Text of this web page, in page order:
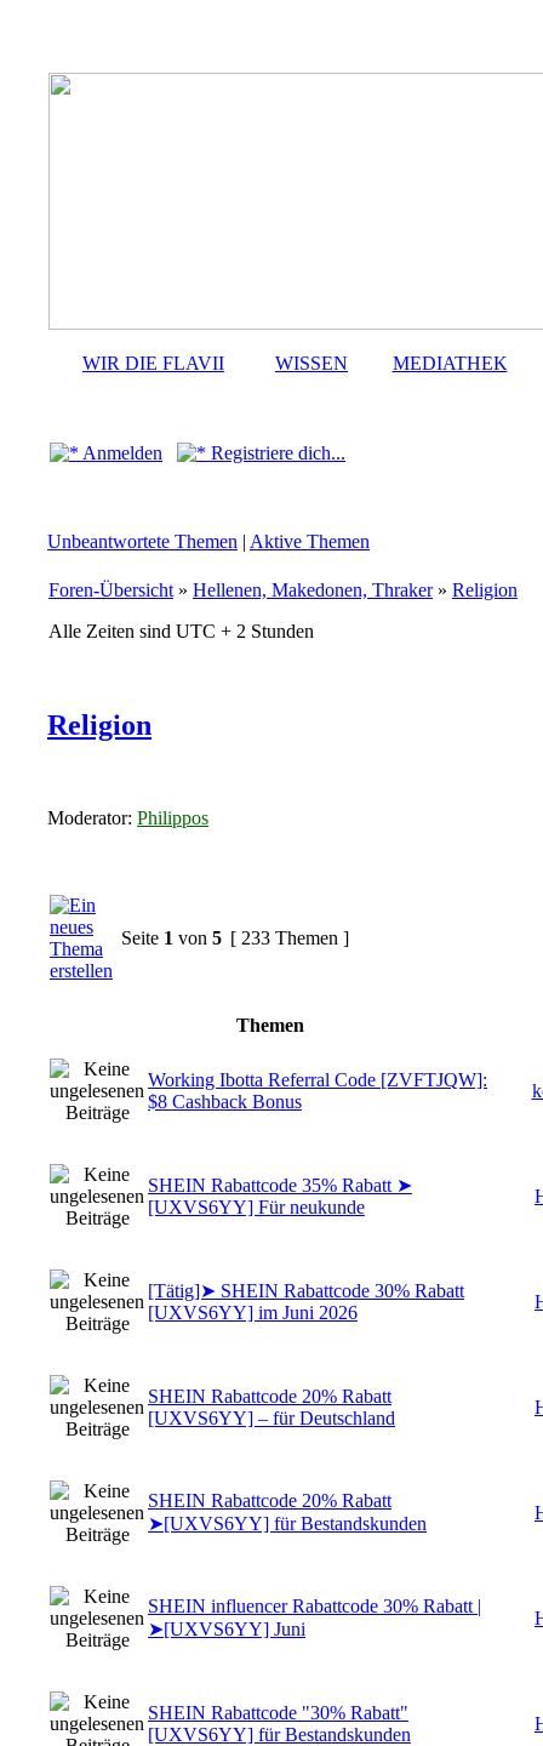
WIR DIE FLAVII WISSEN MEDIATHEK
Anmelden Registriere dich...
Unbeantwortete Themen | Aktive Themen
Foren-Übersicht » Hellenen, Makedonen, Thraker» Religion
Alle Zeiten sind UTC + 2 Stunden
Religion
Moderator: Philippos
Seite 1 von 5 [ 233 Themen ]
Themen
Working Ibotta Referral Code [ZVFTJQW]:
$8 Cashback Bonus
SHEIN Rabattcode 35% Rabatt ➤
[UXVS6YY] Für neukunde
[Tätig]➤ SHEIN Rabattcode 30% Rabatt
[UXVS6YY] im Juni 2026
SHEIN Rabattcode 20% Rabatt
[UXVS6YY] – für Deutschland
SHEIN Rabattcode 20% Rabatt
➤[UXVS6YY] für Bestandskunden
SHEIN influencer Rabattcode 30% Rabatt |
➤[UXVS6YY] Juni
SHEIN Rabattcode "30% Rabatt"
[UXVS6YY] für Bestandskunden